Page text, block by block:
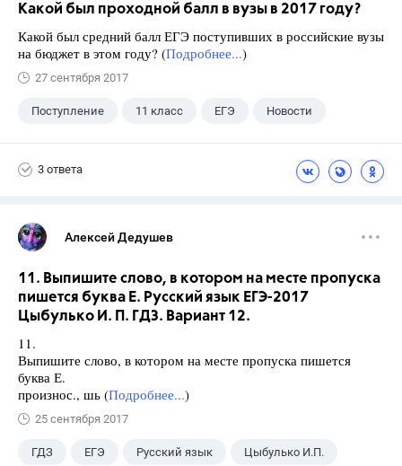
Какой был проходной балл в вузы в 2017 году?
Какой был средний балл ЕГЭ поступивших в российские вузы
на бюджет в этом году? (Подробнее...)
27 сентября 2017
Поступление 11 класс ЕГЭ Новости
3 ответа
Алексей Дедушев
11. Выпишите слово, в котором на месте пропуска
пишется буква Е. Русский язык ЕГЭ-2017
Цыбулько И. П. ГДЗ. Вариант 12.
11.
Выпишите слово, в котором на месте пропуска пишется
буква Е.
произнос., шь (Подробнее...)
25 сентября 2017
ГДЗ ЕГЭ Русский язык Цыбулько И.П.